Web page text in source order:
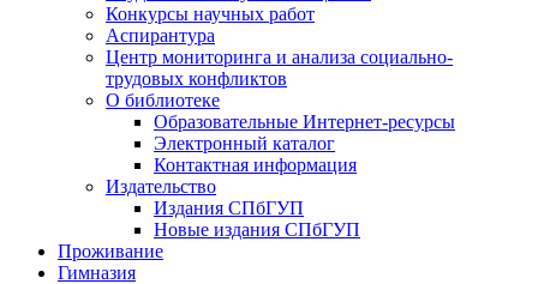
Конкурсы научных работ
Аспирантура
Центр мониторинга и анализа социально-
трудовых конфликтов
О библиотеке
Образовательные Интернет-ресурсы
Электронный каталог
Контактная информация
Издательство
Издания СПбГУП
Новые издания СПбГУП
Проживание
Гимназия